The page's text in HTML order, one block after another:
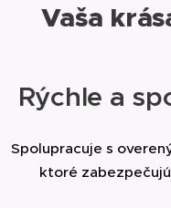
máte mastnejšiu
tenšej vrstve a po
Vaša
Rýchle a
Spolupracuje s
ktoré